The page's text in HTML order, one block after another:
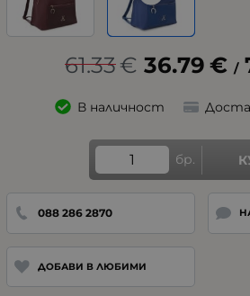
61.33€ 36.79 € /
В наличност
бр.
088 286 2870
ДОБАВИ В ЛЮБИМИ